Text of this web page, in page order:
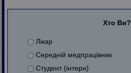
Хто Ви?
Лікар
Середній медпрацівник
Студент (інтерн)